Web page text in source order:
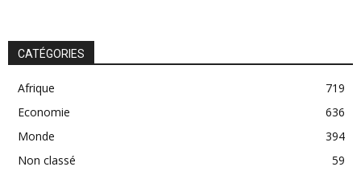
CATÉGORIES
Afrique
719
Economie
636
Monde
394
Non classé
59